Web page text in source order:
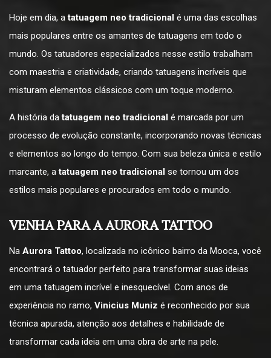
Hoje em dia, atatuagem neo tradicional é uma das escolhas
mais populares entre os amantes de tatuagens em todo o
mundo. Os tatuadores especializados nesse estilo trabalham
com maestria e criatividade, criando tatuagens incríveis que
misturam elementos clássicos com um toque moderno.
A história datatuagem neo tradicional é marcada por um
processo de evolução constante, incorporando novas técnicas
e elementos ao longo do tempo. Com sua beleza única e estilo
marcante, atatuagem neo tradicional se tornou um dos
estilos mais populares e procurados em todo o mundo.
VENHA PARA A AURORA TATTOO
Na Aurora Tattoo, localizada no icônico bairro da Mooca, você
encontrará o tatuador perfeito para transformar suas ideias
em uma tatuagem incrível e inesquecível. Com anos de
experiência no ramo, Vinicius Muniz é reconhecido por sua
técnica apurada, atenção aos detalhes e habilidade de
transformar cada ideia em uma obra de arte na pele.